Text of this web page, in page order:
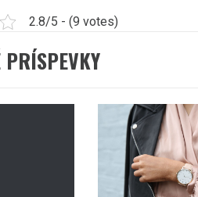
2.8/5 - (9 votes)
PRÍSPEVKY